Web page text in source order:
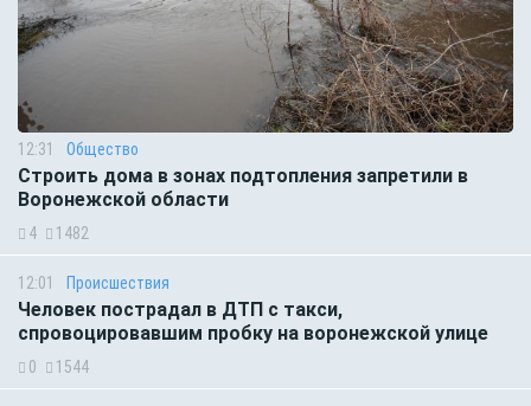
12:31 Общество
Строить дома в зонах подтопления запретили в
Воронежской области
4 1482
12:01 Происшествия
Человек пострадал в ДТП с такси,
спровоцировавшим пробку на воронежской улице
0 1544